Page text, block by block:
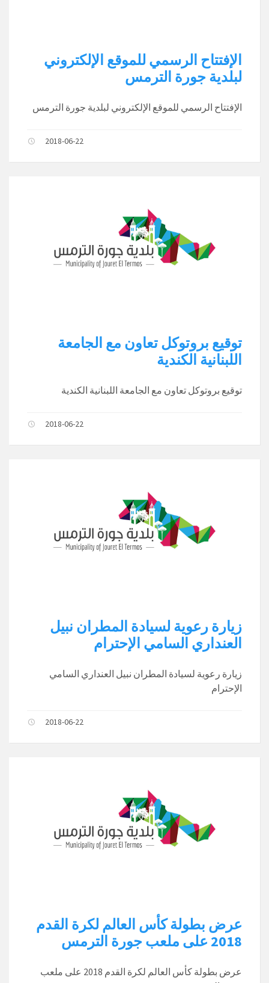
الإفتتاح الرسمي للموقع الإلكتروني
لبلدية جورة الترمس
الإفتتاح الرسمي للموقع الإلكتروني لبلدية جورة الترمس
2018-06-22
توقيع بروتوكل تعاون مع الجامعة
اللبنانية الكندية
توقيع بروتوكل تعاون مع الجامعة اللبنانية الكندية
2018-06-22
زيارة رعوية لسيادة المطران نبيل
العنداري السامي الإحترام
زيارة رعوية لسيادة المطران نبيل العنداري السامي
الإحترام
2018-06-22
عرض بطولة كأس العالم لكرة القدم
2018 على ملعب جورة الترمس
عرض بطولة كأس العالم لكرة القدم 2018 على ملعب